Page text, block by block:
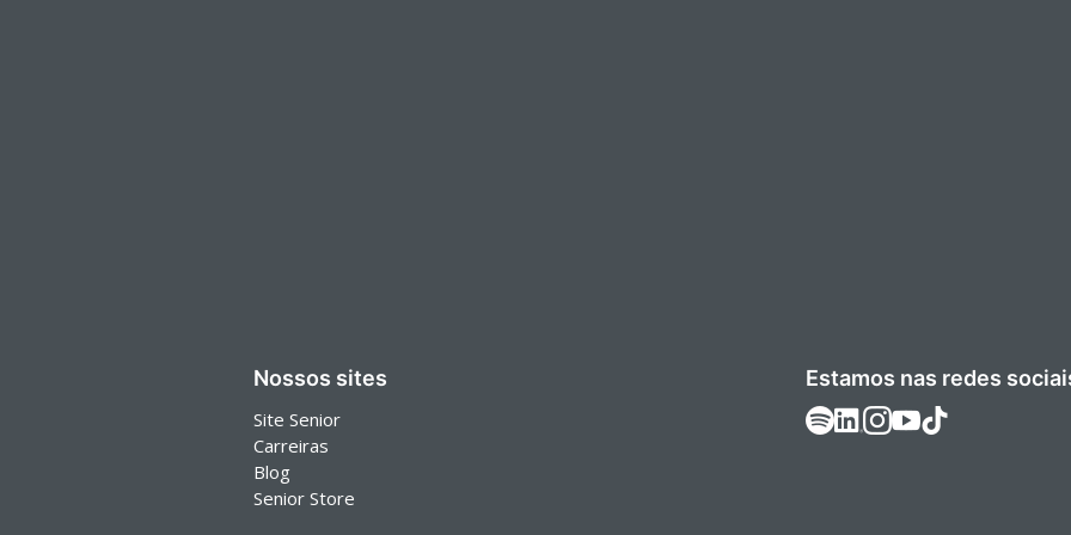
Nossos sites
Site Senior
Carreiras
Blog
Senior Store
Estamos nas redes